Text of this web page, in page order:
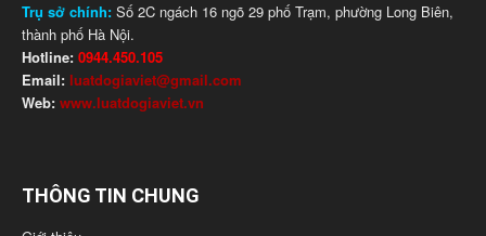
Trụ sở chính: Số 2C ngách 16 ngõ 29 phố Trạm, phường Long Biên,
thành phố Hà Nội.
Hotline: 0944.450.105
Email: luatdogiaviet@gmail.com
Web: www.luatdogiaviet.vn
THÔNG TIN CHUNG